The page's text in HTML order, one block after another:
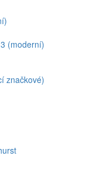
(moderní)
značkové)